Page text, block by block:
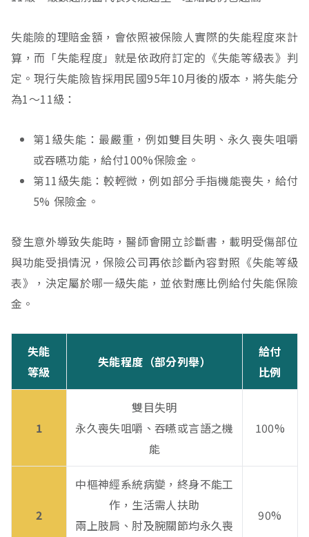
失能險的理賠金額，會依照被保險人實際的失能程度來計
算，而「失能程度」就是依政府訂定的《失能等級表》判
定。現行失能險皆採用民國95年10月後的版本，將失能分
為1～11級：
第1級失能：最嚴重，例如雙目失明、永久喪失咀嚼
或吞嚥功能，給付100%保險金。
第11級失能：較輕微，例如部分手指機能喪失，給付
5% 保險金。
發生意外導致失能時，醫師會開立診斷書，載明受傷部位
與功能受損情況，保險公司再依診斷內容對照《失能等級
表》，決定屬於哪一級失能，並依對應比例給付失能保險
金。
失能
等級
失能程度（部分列舉）
給付
比例
1
雙目失明
永久喪失咀嚼、吞嚥或言語之機
能
100%
2
中樞神經系統病變，終身不能工
作，生活需人扶助
兩上肢肩、肘及腕關節均永久喪
90%